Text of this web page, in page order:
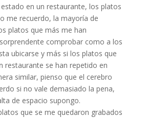
en un restaurante, los platos
me recuerdo, la mayoría de
platos que más me han
comprobar como a los
ubicarse y más si los platos que
restaurante se han repetido en
similar, pienso que el cerebro
si no vale demasiado la pena,
de espacio supongo.
que se me quedaron grabados